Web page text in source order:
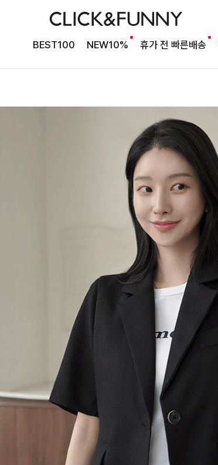
BEST100 NEW10% 휴가 전 빠른배송